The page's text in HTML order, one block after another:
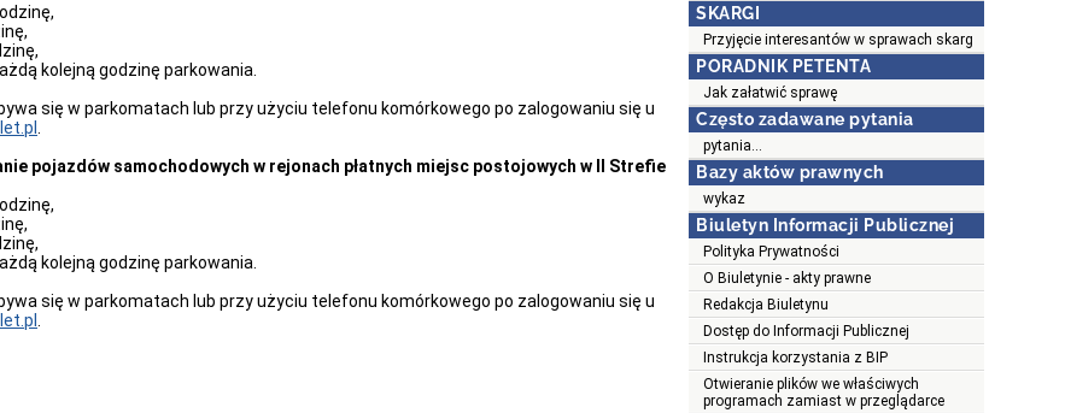
kolejną godzinę parkowania.
się w parkomatach lub przy użyciu telefonu komórkowego po zalogowaniu się u
pojazdów samochodowych w rejonach płatnych miejsc postojowych w II Strefie
kolejną godzinę parkowania.
się w parkomatach lub przy użyciu telefonu komórkowego po zalogowaniu się u
SKARGI
Przyjęcie interesantów w sprawach skarg
PORADNIK PETENTA
Jak załatwić sprawę
Często zadawane pytania
pytania...
Bazy aktów prawnych
wykaz
Biuletyn Informacji Publicznej
Polityka Prywatności
O Biuletynie - akty prawne
Redakcja Biuletynu
Dostęp do Informacji Publicznej
Instrukcja korzystania z BIP
Otwieranie plików we właściwych
programach zamiast w przeglądarce